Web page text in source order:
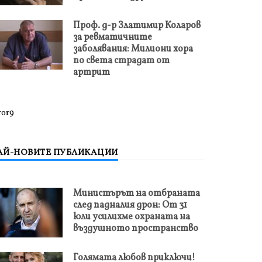
Проф. д-р Златимир Коларов
за ревматичните
заболявания: Милиони хора
по света страдат от
артрит
НОВИТЕ ПУБЛИКАЦИИ
Министърът на отбраната
след падналия дрон: От 31
юли усилихме охраната на
въздушното пространство
Голямата любов приключи!